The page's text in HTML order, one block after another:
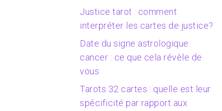
Justice tarot : comment
interpréter les cartes de justice?
Date du signe astrologique
cancer : ce que cela révèle de
vous
Tarots 32 cartes : quelle est leur
spécificité par rapport aux